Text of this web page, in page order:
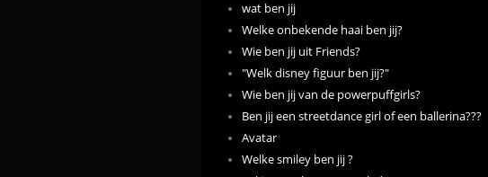
wat ben jij
Welke onbekende haai ben jij?
Wie ben jij uit Friends?
"Welk disney figuur ben jij?"
Wie ben jij van de powerpuffgirls?
Ben jij een streetdance girl of een ballerina???
Avatar
Welke smiley ben jij ?